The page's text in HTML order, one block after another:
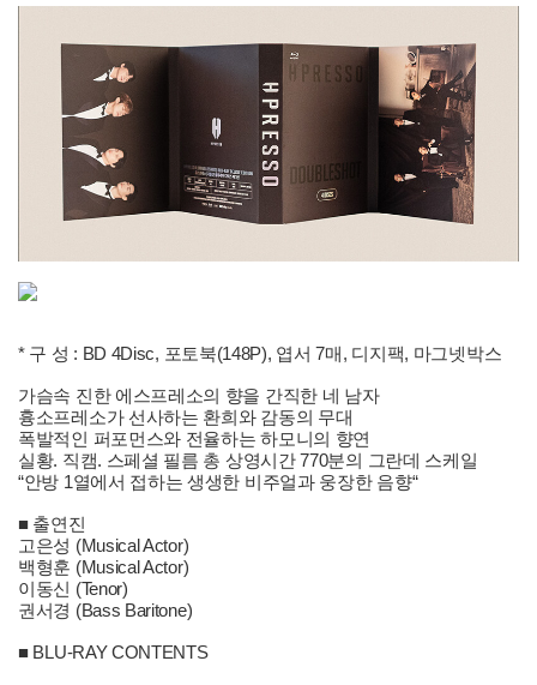
* 구 성 : BD 4Disc, 포토북(148P), 엽서 7매, 디지팩, 마그넷박스
가슴속 진한 에스프레소의 향을 간직한 네 남자
흉소프레소가 선사하는 환희와 감동의 무대
폭발적인 퍼포먼스와 전율하는 하모니의 향연
실황. 직캠. 스페셜 필름 총 상영시간 770분의 그란데 스케일
“안방 1열에서 접하는 생생한 비주얼과 웅장한 음향“
■ 출연진
고은성 (Musical Actor)
백형훈 (Musical Actor)
이동신 (Tenor)
권서경 (Bass Baritone)
■ BLU-RAY CONTENTS